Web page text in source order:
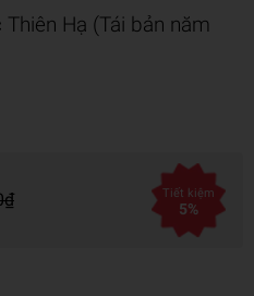
Hạ (Tái bản năm
Tiết kiệm
5%